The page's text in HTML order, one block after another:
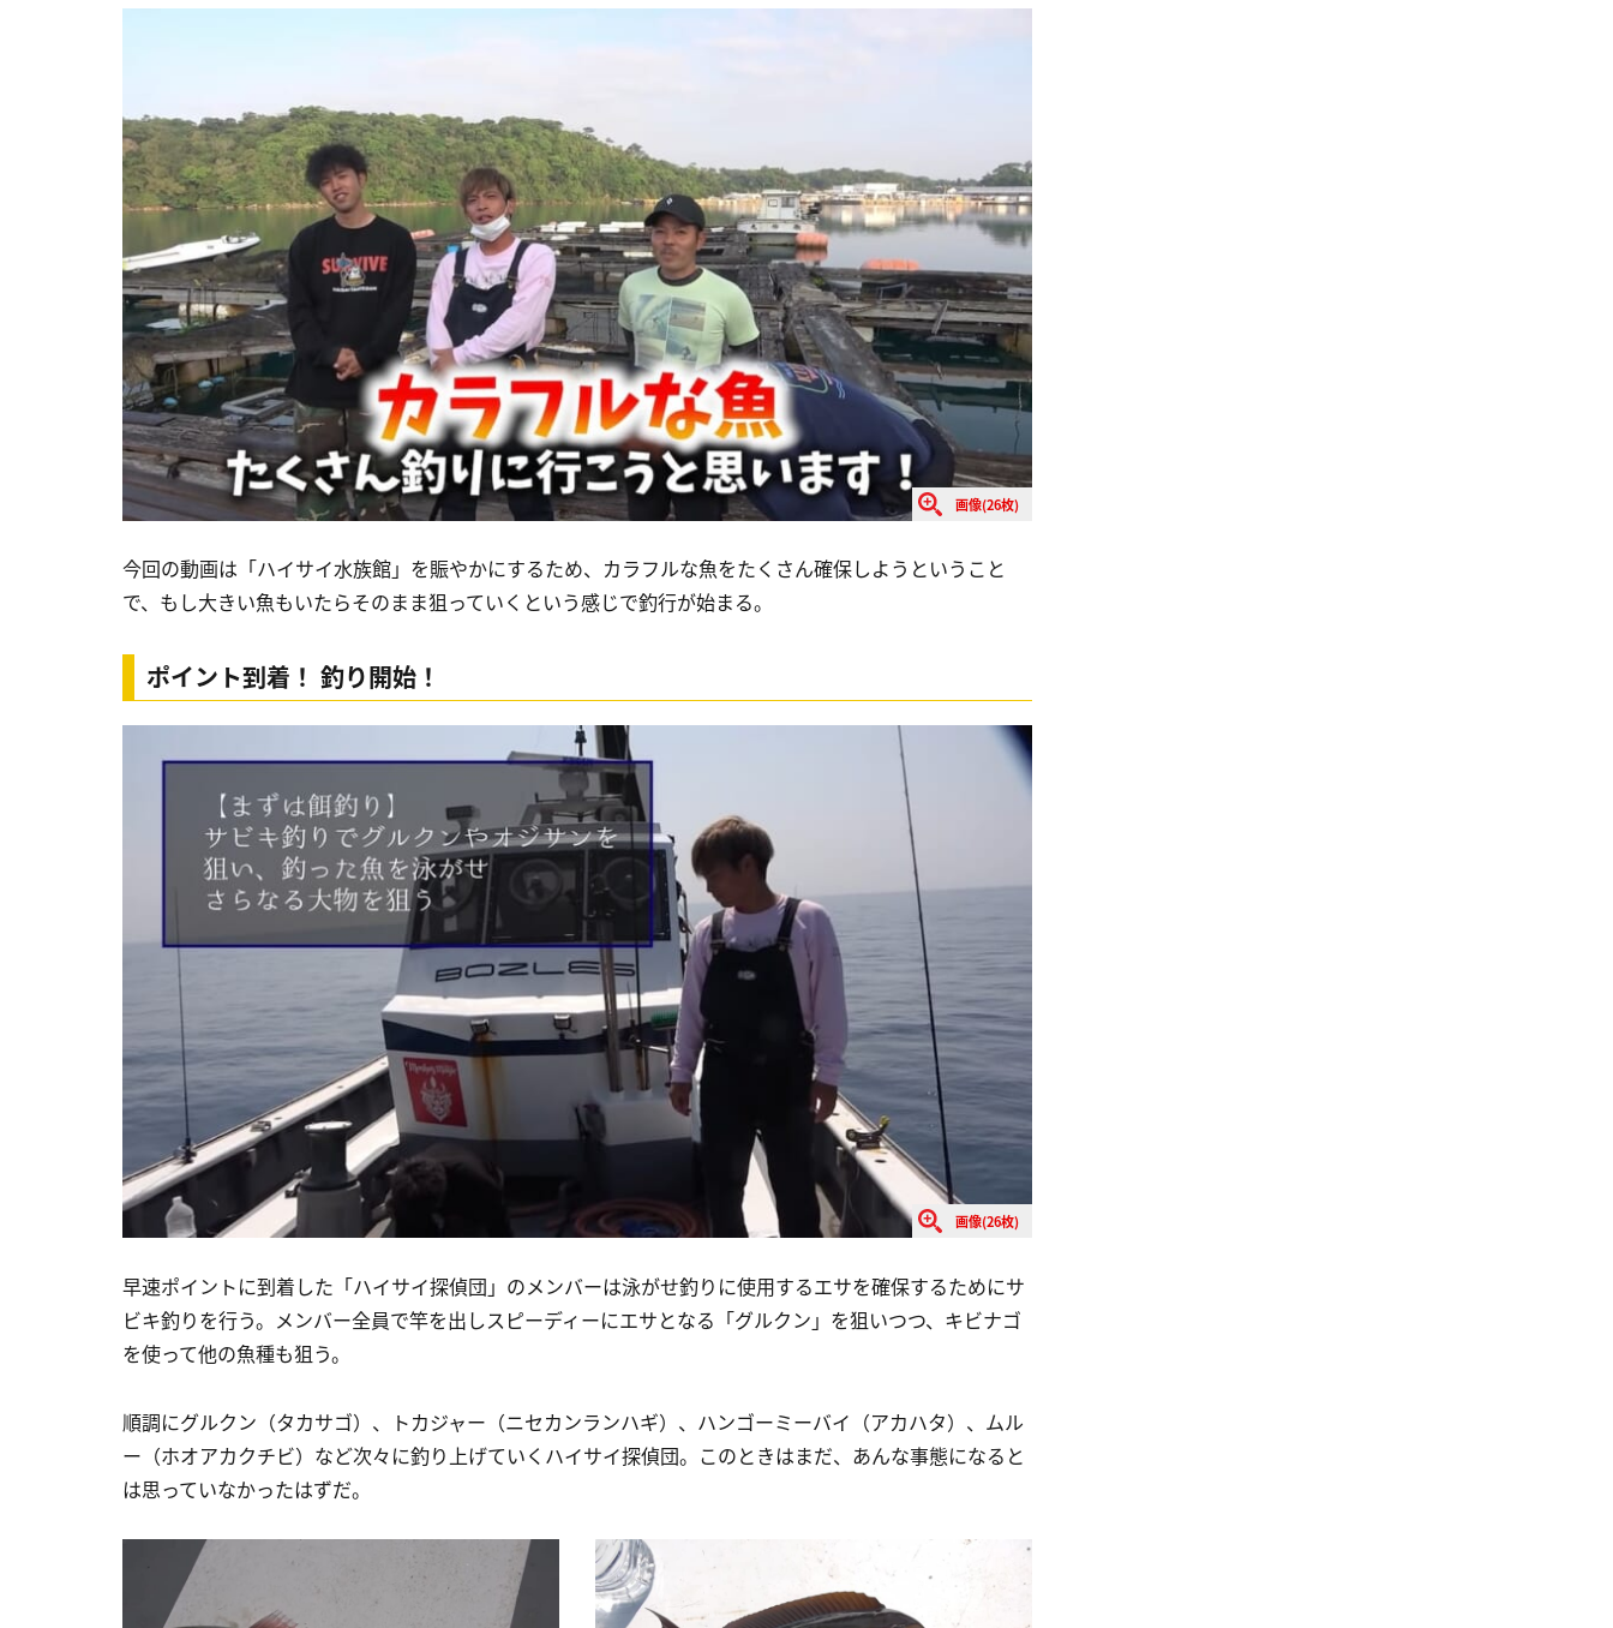
画像(26枚)
今回の動画は「ハイサイ水族館」を賑やかにするため、カラフルな魚をたくさん確保しようということ
で、もし大きい魚もいたらそのまま狙っていくという感じで釣行が始まる。
ポイント到着！ 釣り開始！
画像(26枚)
早速ポイントに到着した「ハイサイ探偵団」のメンバーは泳がせ釣りに使用するエサを確保するためにサ
ビキ釣りを行う。メンバー全員で竿を出しスピーディーにエサとなる「グルクン」を狙いつつ、キビナゴ
を使って他の魚種も狙う。
順調にグルクン（タカサゴ）、トカジャー（ニセカンランハギ）、ハンゴーミーバイ（アカハタ）、ムル
ー（ホオアカクチビ）など次々に釣り上げていくハイサイ探偵団。このときはまだ、あんな事態になると
は思っていなかったはずだ。